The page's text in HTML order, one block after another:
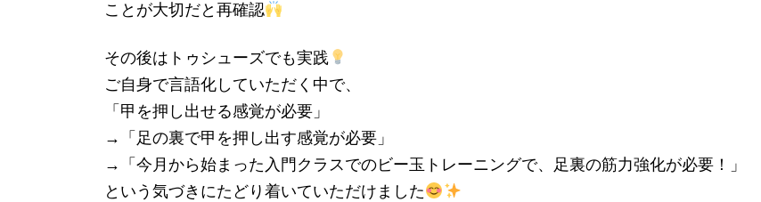
ことが大切だと再確認
その後はトゥシューズでも実践
ご自身で言語化していただく中で、
「甲を押し出せる感覚が必要」
→「足の裏で甲を押し出す感覚が必要」
→「今月から始まった入門クラスでのビー玉トレーニングで、足裏の筋力強化が必要！」
という気づきにたどり着いていただけました